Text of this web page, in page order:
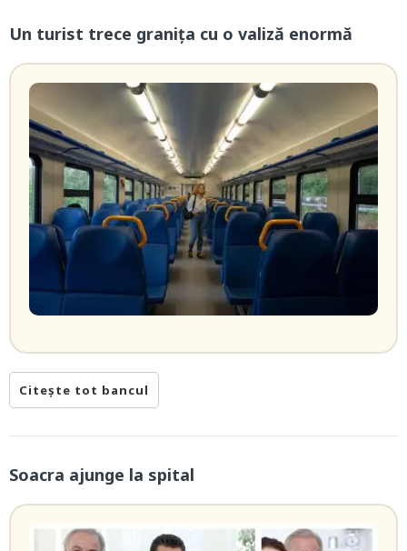
Un turist trece granița cu o valiză enormă
Citește tot bancul
Soacra ajunge la spital